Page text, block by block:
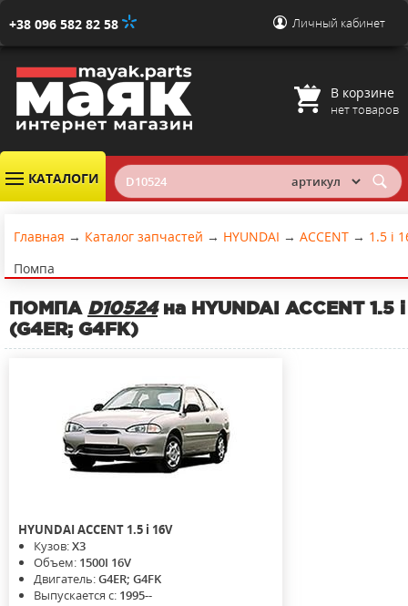
+38 096 582 82 58 Личный кабинет
В корзине
нет товаров
КАТАЛОГИ
Главная → Каталог запчастей → HYUNDAI → ACCENT → 1.5 i
Помпа
ПОМПА D10524на HYUNDAI ACCENT 1.5 i
(G4ER; G4FK)
HYUNDAIACCENT 1.5 i 16V
Кузов:X3
Объем: 1500I 16V
Двигатель:G4ER; G4FK
Выпускается с: 1995--